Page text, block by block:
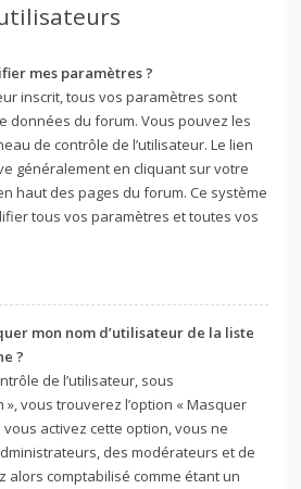
mes paramètres ?
inscrit, tous vos paramètres sont
données du forum. Vous pouvez les
de contrôle de l’utilisateur. Le lien
généralement en cliquant sur votre
haut des pages du forum. Ce système
tous vos paramètres et toutes vos
mon nom d’utilisateur de la liste
?
de l’utilisateur, sous
vous trouverez l’option « Masquer
vous activez cette option, vous ne
des modérateurs et de
alors comptabilisé comme étant un